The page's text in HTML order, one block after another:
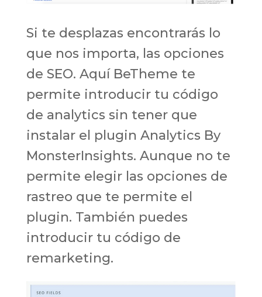
Si te desplazas encontrarás lo
que nos importa, las opciones
de SEO. Aquí BeTheme te
permite introducir tu código
de analytics sin tener que
instalar el plugin Analytics By
MonsterInsights. Aunque no te
permite elegir las opciones de
rastreo que te permite el
plugin. También puedes
introducir tu código de
remarketing.